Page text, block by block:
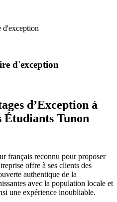
d'exception
d'exception
d’Exception à
Étudiants Tunon
français reconnu pour proposer
offre à ses clients des
authentique de la
avec la population locale et
une expérience inoubliable.